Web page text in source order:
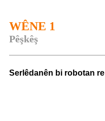
WÊNE 1
Pêşkêş
Serlêdanên bi robotan re